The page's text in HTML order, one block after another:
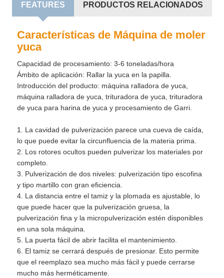
FEATURES PRODUCTOS RELACIONADOS
Características de Máquina de moler
yuca
Capacidad de procesamiento: 3-6 toneladas/hora
Ámbito de aplicación: Rallar la yuca en la papilla.
Introducción del producto: máquina ralladora de yuca,
máquina ralladora de yuca, trituradora de yuca, trituradora
de yuca para harina de yuca y procesamiento de Garri.
1. La cavidad de pulverización parece una cueva de caída,
lo que puede evitar la circunfluencia de la materia prima.
2. Los rotores ocultos pueden pulverizar los materiales por
completo.
3. Pulverización de dos niveles: pulverización tipo escofina
y tipo martillo con gran eficiencia.
4. La distancia entre el tamiz y la plomada es ajustable, lo
que puede hacer que la pulverización gruesa, la
pulverización fina y la micropulverización estén disponibles
en una sola máquina.
5. La puerta fácil de abrir facilita el mantenimiento.
6. El tamiz se cerrará después de presionar. Esto permite
que el reemplazo sea mucho más fácil y puede cerrarse
mucho más herméticamente.